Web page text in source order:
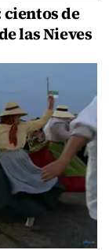
cientos de
las Nieves